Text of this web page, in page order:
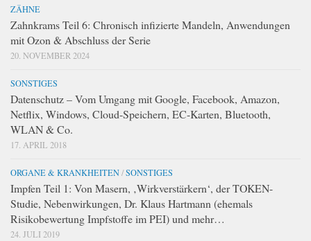
ZÄHNE
Zahnkrams Teil 6: Chronisch infizierte Mandeln, Anwendungen
mit Ozon & Abschluss der Serie
20. NOVEMBER 2024
SONSTIGES
Datenschutz – Vom Umgang mit Google, Facebook, Amazon,
Netflix, Windows, Cloud-Speichern, EC-Karten, Bluetooth,
WLAN & Co.
17. APRIL 2018
ORGANE & KRANKHEITEN/SONSTIGES
Impfen Teil 1: Von Masern, ‚Wirkverstärkern‘, der TOKEN-
Studie, Nebenwirkungen, Dr. Klaus Hartmann (ehemals
Risikobewertung Impfstoffe im PEI) und mehr…
24. JULI 2019